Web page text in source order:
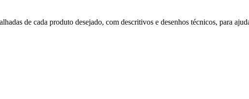
de cada produto desejado, com descritivos e desenhos técnicos, para